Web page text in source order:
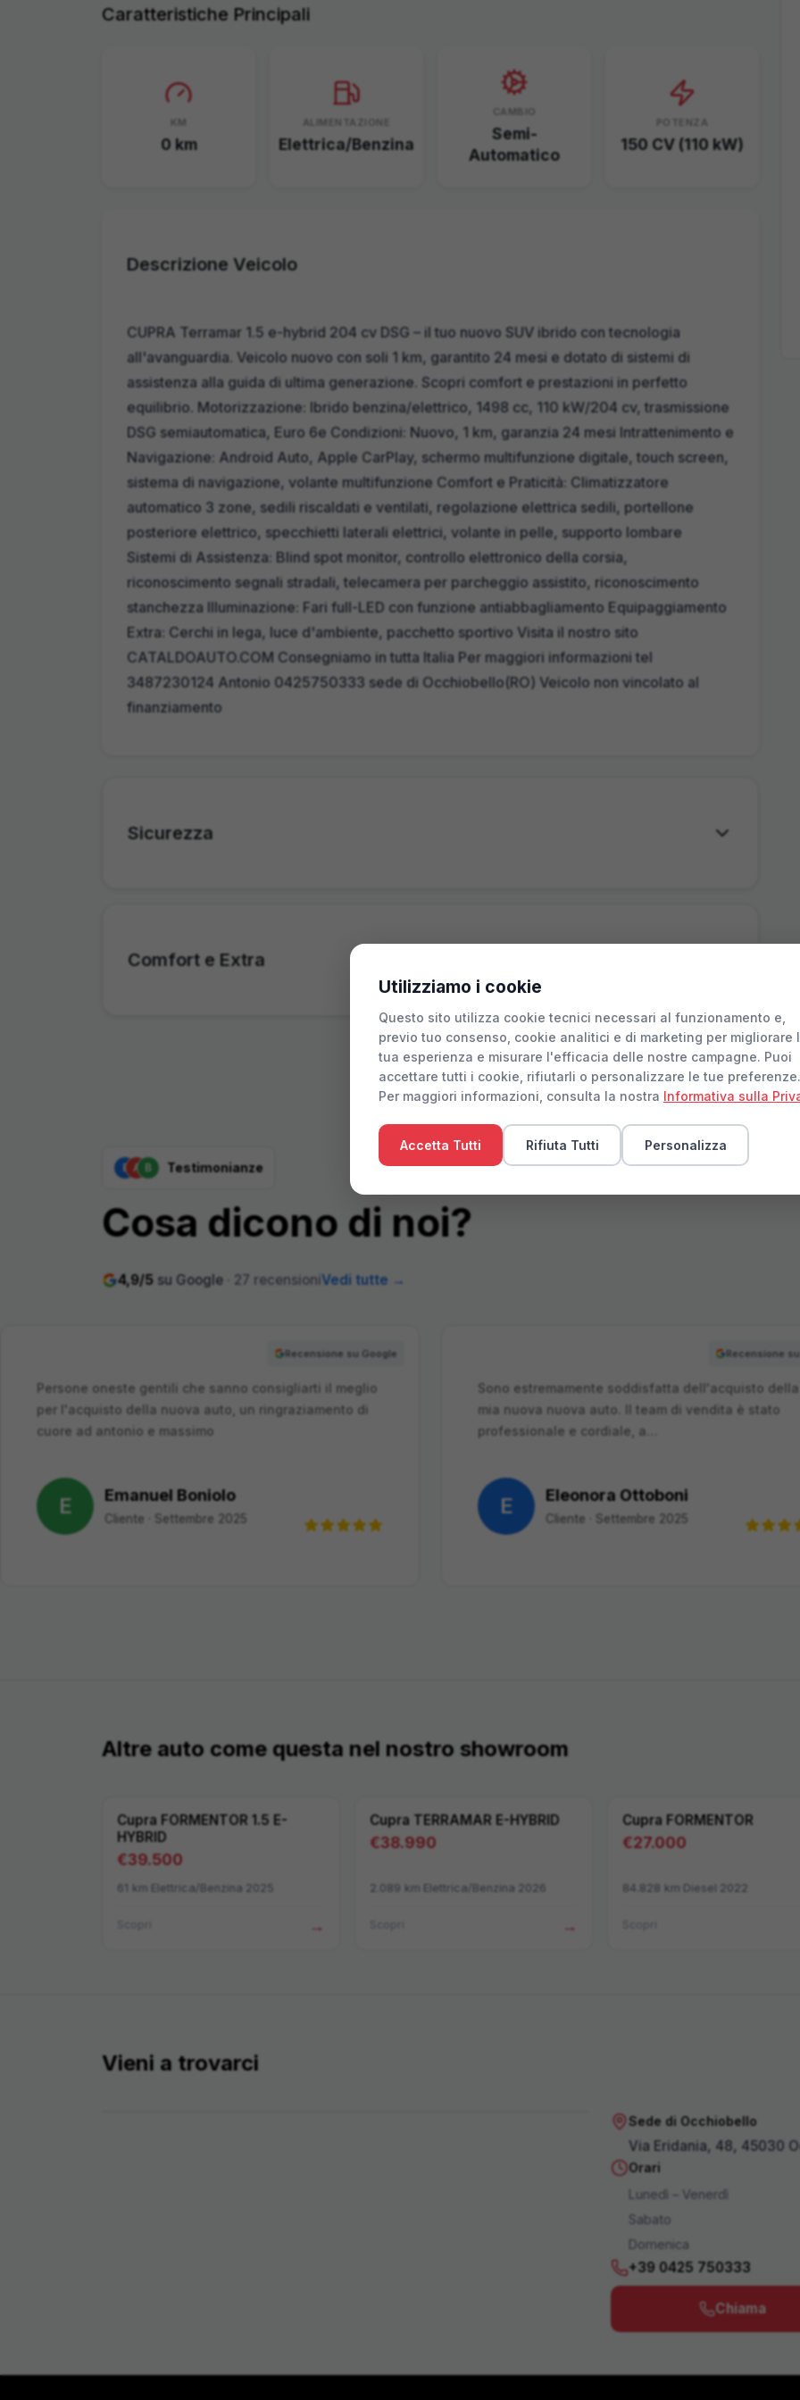
Caratteristiche Principali
KM
0km
ALIMENTAZIONE
Elettrica/Benzina
CAMBIO
Semi-
Automatico
150 CV (110 kW)
Descrizione Veicolo
CUPRA Terramar 1.5 e-hybrid 204 cv DSG – il tuo nuovo SUV ibrido con tecnologia
all'avanguardia. Veicolo nuovo con soli 1 km, garantito 24 mesi e dotato di sistemi di
assistenza alla guida di ultima generazione. Scopri comfort e prestazioni in perfetto
equilibrio. Motorizzazione: Ibrido benzina/elettrico, 1498 cc, 110 kW/204 cv, trasmissione
DSG semiautomatica, Euro 6e Condizioni: Nuovo, 1 km, garanzia 24 mesi Intrattenimento e
Navigazione: Android Auto, Apple CarPlay, schermo multifunzione digitale, touch screen,
sistema di navigazione, volante multifunzione Comfort e Praticità: Climatizzatore
automatico 3 zone, sedili riscaldati e ventilati, regolazione elettrica sedili, portellone
posteriore elettrico, specchietti laterali elettrici, volante in pelle, supporto lombare
Sistemi di Assistenza: Blind spot monitor, controllo elettronico della corsia,
riconoscimento segnali stradali, telecamera per parcheggio assistito, riconoscimento
stanchezza Illuminazione: Fari full-LED con funzione antiabbagliamento Equipaggiamento
Extra: Cerchi in lega, luce d'ambiente, pacchetto sportivo Visita il nostro sito
CATALDOAUTO.COM Consegniamo in tutta Italia Per maggiori informazioni tel
3487230124 Antonio 0425750333 sede di Occhiobello(RO) Veicolo non vincolato al
finanziamento
Sicurezza
Comfort e Extra
E A B Testimonianze
Cosa dicono di noi?
4,9/5 su Google 27 recensioni Vedi tutte →
Recensione su Google
Sono estremamente soddisfatta dell'acquisto della
mia nuova nuova auto. Il team di vendita è stato
professionale e cordiale, a…
E Eleonora Ottoboni
Cliente Settembre 2025
Recensione
Sono estremamente soddisfatta dell'acquisto della
mia nuova nuova auto. Il team di vendita è stato
professionale e cordiale, a…
E Eleonora Ottoboni
Cliente Settembre 2025
Altre auto come questa nel nostro showroom
Cupra FORMENTOR 1.5 E-
HYBRID
€39.500
km Elettrica/Benzina
→
Cupra TERRAMAR E-HYBRID
€38.990
km Elettrica/Benzina
→
Cupra FORMENTOR
€27.000
84.828 km Diesel
Vieni a trovarci
Sede di Occhiobello
Via Eridania, 48, 45030
Orari
Lunedì – Venerdì
Sabato
Domenica
+39 0425 750333
Chiama
Utilizziamo i cookie
Questo sito utilizza cookie tecnici necessari al funzionamento e,
previo tuo consenso, cookie analitici e di marketing per migliorare
tua esperienza e misurare l'efficacia delle nostre campagne. Puoi
accettare tutti i cookie, rifiutarli o personalizzare le tue preferenze.
Per maggiori informazioni, consulta la nostra Informativa sulla
Accetta Tutti Rifiuta Tutti Personalizza